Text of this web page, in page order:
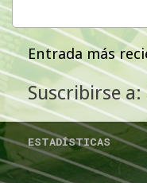
Entrada más
Suscribirse a:
ESTADÍSTICAS